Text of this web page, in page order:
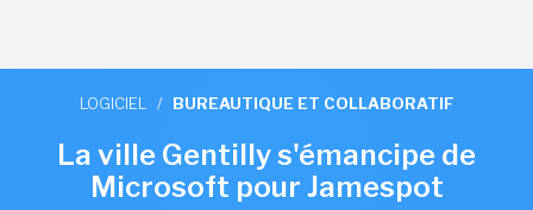
LOGICIEL / BUREAUTIQUE ET COLLABORATIF
La ville Gentilly s'émancipe de
Microsoft pour Jamespot